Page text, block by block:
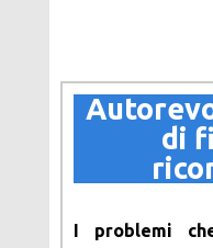
di
I problemi